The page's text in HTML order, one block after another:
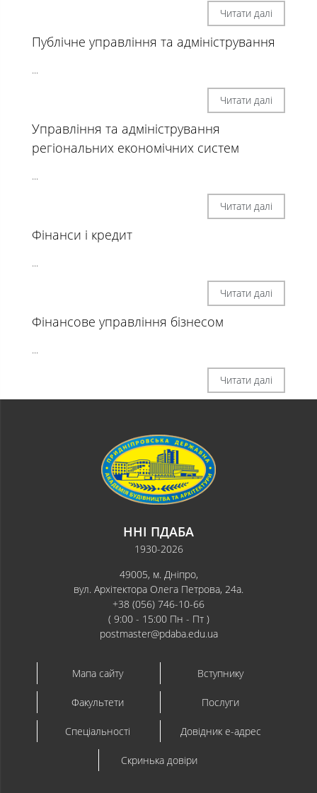
Читати далі
Публічне управління та адміністрування
...
Читати далі
Управління та адміністрування
регіональних економічних систем
...
Читати далі
Фінанси і кредит
...
Читати далі
Фінансове управління бізнесом
...
Читати далі
ННІ ПДАБА
1930-2026
49005, м. Дніпро,
вул. Архітектора Олега Петрова, 24а.
+38 (056) 746-10-66
( 9:00 - 15:00 Пн - Пт )
postmaster@pdaba.edu.ua
Мапа сайту Вступнику
Факультети Послуги
Спеціальності Довідник e-адрес
Скринька довіри